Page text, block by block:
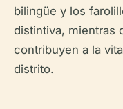
bilingüe y los
distintiva, mientras
contribuyen a la
distrito.